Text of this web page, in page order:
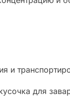
и
для